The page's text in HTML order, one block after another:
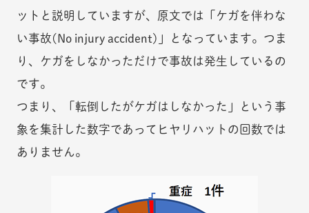
ットと説明していますが、原文では「ケガを伴わな
い事故(No injury accident)」となっています。つま
り、ケガをしなかっただけで事故は発生しているの
です。
つまり、「転倒したがケガはしなかった」という事
象を集計した数字であってヒヤリハットの回数では
ありません。